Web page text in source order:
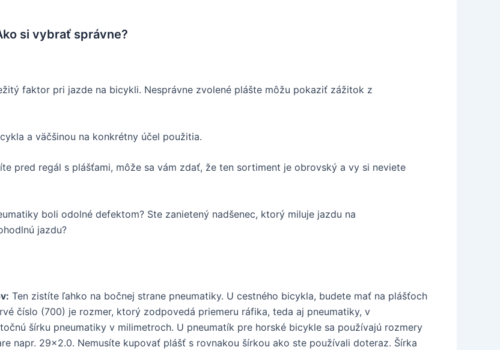
si vybrať správne?
faktor pri jazde na bicykli. Nesprávne zvolené plášte môžu pokaziť zážitok z
a väčšinou na konkrétny účel použitia.
pred regál s plášťami, môže sa vám zdať, že ten sortiment je obrovský a vy si neviete
boli odolné defektom? Ste zanietený nadšenec, ktorý miluje jazdu na
jazdu?
Ten zistíte ľahko na bočnej strane pneumatiky. U cestného bicykla, budete mať na plášťoch
číslo (700) je rozmer, ktorý zodpovedá priemeru ráfika, teda aj pneumatiky, v
šírku pneumatiky v milimetroch. U pneumatík pre horské bicykle sa používajú rozmery
napr. 29×2.0. Nemusíte kupovať plášť s rovnakou šírkou ako ste používali doteraz. Šírka